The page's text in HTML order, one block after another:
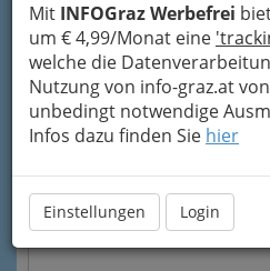
Mit INFOGraz Werbefrei
um € 4,99/Monat eine
welche die
Nutzung von info-graz.at
unbedingt notwendige
Infos dazu finden Sie hier
Einstellungen Login
Meine Nachricht